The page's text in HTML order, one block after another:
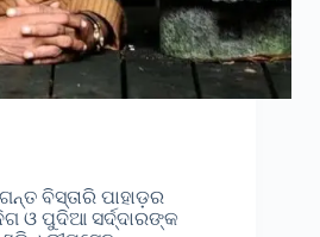
ବିସ୍ତାରି ପାହାଡ଼ର
ଓ ପୁଦିଆ ସର୍ଦ୍ଦାରଙ୍କ